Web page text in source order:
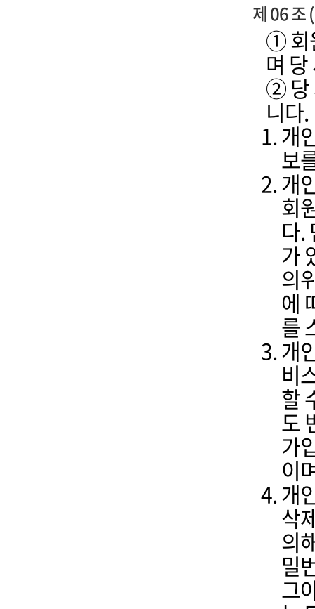
제 06 조
① 회
며
② 당
니다.
개
보
개
회
다.
가
의
에
를
개
비
할
도
가
이
개
삭
의
밀
그